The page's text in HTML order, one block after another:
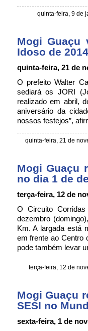
quinta-feira, 9 de
Mogi Guaçu
Idoso de 2014
quinta-feira, 21 de
O prefeito Walter
sediará os JORI
realizado em abril,
aniversário da
nossos festejos”,
quinta-feira, 21 de
Mogi Guaçu
no dia 1 de
terça-feira, 12 de
O Circuito
dezembro
Km. A largada está
em frente ao Centro
pode também levar
terça-feira, 12 de
Mogi Guaçu
SESI no
sexta-feira, 1 de